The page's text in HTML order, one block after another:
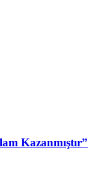
Kazanmıştır”